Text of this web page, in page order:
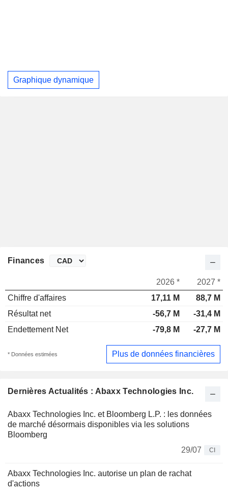
Graphique dynamique
Dernières Actualités : Abaxx Technologies Inc.
Abaxx Technologies Inc. et Bloomberg L.P. : les données
de marché désormais disponibles via les solutions
Bloomberg
29/07
CI
Abaxx Technologies Inc. autorise un plan de rachat
d'actions
Finances
2026 *
2027 *
Chiffre d'affaires
17,11 M
88,7 M
Résultat net
-56,7 M
-31,4 M
Endettement Net
-79,8 M -27,7 M
* Données estimées Plus de données financières